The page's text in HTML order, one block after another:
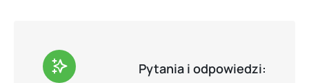
Pytania i odpowiedzi: